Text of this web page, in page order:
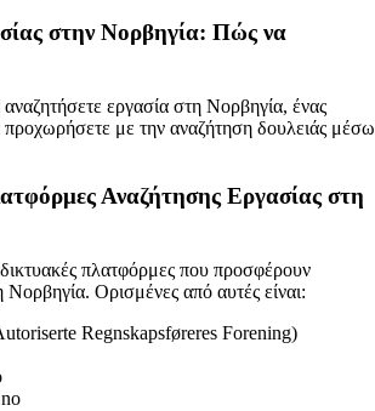
στην Νορβηγία: Πώς να
εργασία στη Νορβηγία, ένας
προχωρήσετε με την αναζήτηση δουλειάς μέσω
Αναζήτησης Εργασίας στη
πλατφόρμες που προσφέρουν
Νορβηγία. Ορισμένες από αυτές είναι:
Regnskapsføreres Forening)